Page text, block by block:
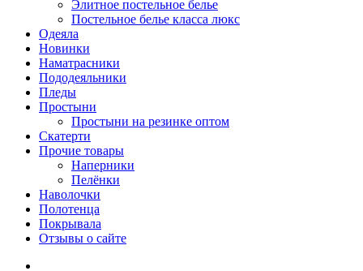
Элитное постельное белье
Постельное белье класса люкс
Одеяла
Новинки
Наматрасники
Пододеяльники
Пледы
Простыни
Простыни на резинке оптом
Скатерти
Прочие товары
Наперники
Пелёнки
Наволочки
Полотенца
Покрывала
Отзывы о сайте